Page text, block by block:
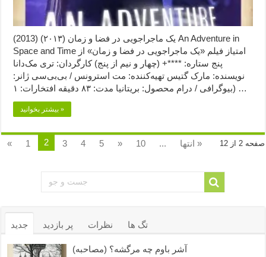
یک ماجراجویی در فضا و زمان (۲۰۱۳) (2013) An Adventure in
Space and Time امتیاز فیلم «یک ماجراجویی در فضا و زمان» از
پنج ستاره: ****+ (چهار و نیم از پنج) کارگردان: تری مک‌دانا
نویسنده: مارک گتیس تهیه‌کننده: مت استرونس / بی‌بی‌سی ژانر:
بیوگرافی / درام محصول: بریتانیا مدت: ۸۳ دقیقه افتخارات: ۱) …
بیشتر بخوانید »
صفحه 2 از 12 « 1 2 3 4 5 » 10 ... انتها »
جدید پر بازدید نظرات تگ ها
آشر باوم چه مرگشه؟ (مصاحبه)